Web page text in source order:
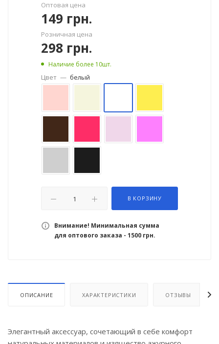
Оптовая цена
149 грн.
Розничная цена
298 грн.
Наличие более 10шт.
Цвет — белый
В КОРЗИНУ
Внимание! Минимальная сумма
для оптового заказа - 1500 грн.
ОПИСАНИЕ ХАРАКТЕРИСТИКИ ОТЗЫВЫ
Элегантный аксессуар, сочетающий в себе комфорт